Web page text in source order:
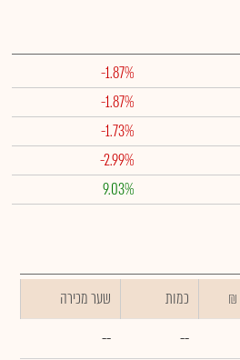
-1.87%
-1.87%
-1.73%
-2.99%
9.03%
כמות
שער מכירה
--
--